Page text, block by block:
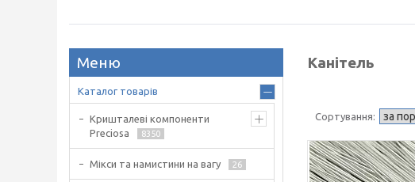
Канітель
Каталог товарів
Кришталеві компоненти
Preciosa
8350
Мікси та намистини на вагу 26